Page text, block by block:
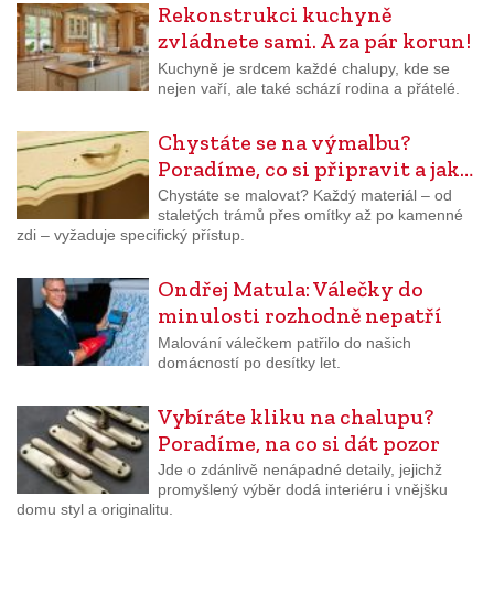
Rekonstrukci kuchyně
zvládnete sami. A za pár korun!
Kuchyně je srdcem každé chalupy, kde se
nejen vaří, ale také schází rodina a přátelé.
Chystáte se na výmalbu?
Poradíme, co si připravit a jak…
Chystáte se malovat? Každý materiál – od
staletých trámů přes omítky až po kamenné
zdi – vyžaduje specifický přístup.
Ondřej Matula: Válečky do
minulosti rozhodně nepatří
Malování válečkem patřilo do našich
domácností po desítky let.
Vybíráte kliku na chalupu?
Poradíme, na co si dát pozor
Jde o zdánlivě nenápadné detaily, jejichž
promyšlený výběr dodá interiéru i vnějšku
domu styl a originalitu.